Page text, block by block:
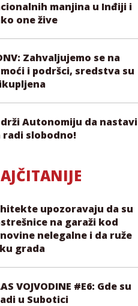
manjina u Inđiji i
one žive
Zahvaljujemo se na
i podršci, sredstva su
Autonomiju da nastavi
radi slobodno!
upozoravaju da su
na garaži kod
nelegalne i da ruže
grada
VOJVODINE #E6: Gde su
u Subotici